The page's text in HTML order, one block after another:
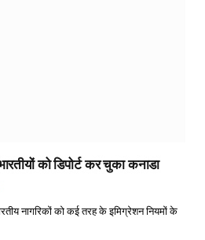
को डिपोर्ट कर चुका कनाडा
नागरिकों को कई तरह के इमिग्रेशन नियमों के